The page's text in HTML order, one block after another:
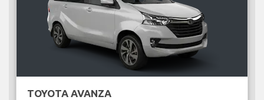
TOYOTA AVANZA